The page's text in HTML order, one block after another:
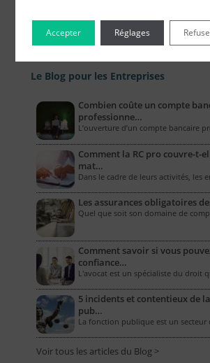
Le Blog pour les Entreprises
Combien coûte un compte
professionne…
L’ouverture d’un compte bancaire
Comment la RC pro couvre-t-
mat…
Dans le cadre de leurs activités, les
Les assurances obligatoires
Quel que soit son domaine de
Comment savoir si vous
confiance…
L'avocat est un spécialiste du droit
5 incidents et contentieux de
pub…
La fonction publique est un secteur
Voir tous les articles du Blog >
Accepter Réglages